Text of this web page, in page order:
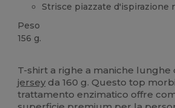
Strisce piazzate d'ispirazione
Peso
156 g.
T-shirt a righe a maniche lunghe
jersey da 160 g. Questo top
trattamento enzimatico offre